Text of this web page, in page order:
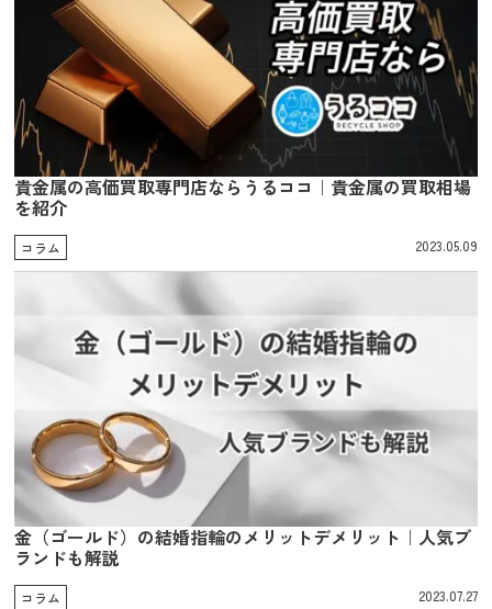
貴金属の高価買取専門店ならうるココ｜貴金属の買取相場
を紹介
コラム 2023.05.09
金（ゴールド）の結婚指輪のメリットデメリット｜人気ブ
ランドも解説
コラム 2023.07.27